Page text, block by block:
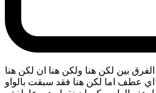
بين لكن هنا ولكن هنا ان لكن هنا
عطف اما لكن هنا فقد سبقت بالواو